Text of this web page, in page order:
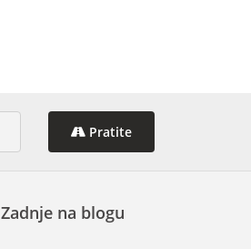
Pratite
Zadnje na blogu